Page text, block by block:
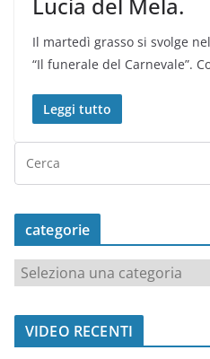
Il martedì grasso si svolge
“Il funerale del Carnevale”.
Leggi tutto
categorie
a
t
VIDEO RECENTI